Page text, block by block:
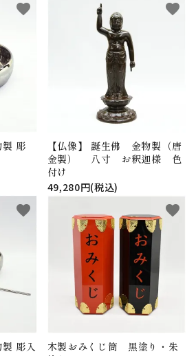
彫
favorite
【仏像】 誕生佛 金物製（唐
金製） 八寸 お釈迦様 色
付け
49,280円(税込)
favorite
彫入
favorite
木製おみくじ筒 黒塗り・朱
favorite